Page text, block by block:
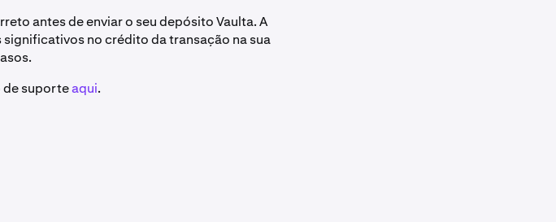
antes de enviar o seu depósito Vaulta. A
no crédito da transação na sua
de suporteaqui.